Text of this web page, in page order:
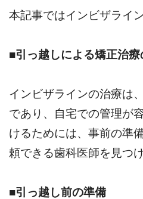
本記事ではインビザライ
■引っ越しによる矯正治療
インビザラインの治療は
であり、自宅での管理が
けるためには、事前の準
頼できる歯科医師を見つ
■引っ越し前の準備